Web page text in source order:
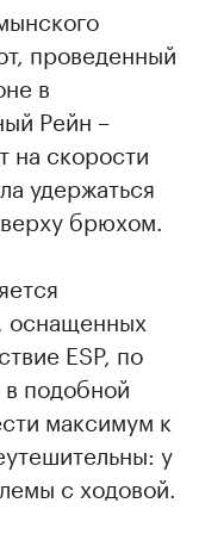
проведенный
в
Рейн –
на скорости
удержаться
брюхом.
оснащенных
ESP, по
подобной
максимум к
у
с ходовой.